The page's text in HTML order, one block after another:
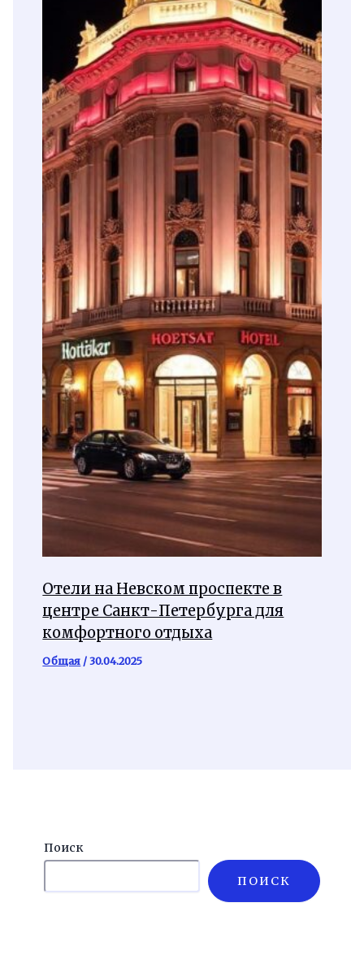
Отели на Невском проспекте в
центре Санкт-Петербурга для
комфортного отдыха
Общая /30.04.2025
Поиск
ПОИСК